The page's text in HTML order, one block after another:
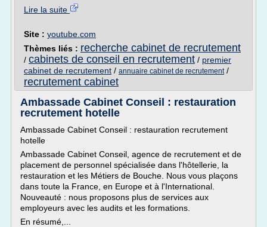
Lire la suite
Site : youtube.com
Thèmes liés : recherche cabinet de recrutement
/ cabinets de conseil en recrutement / premier
cabinet de recrutement / annuaire cabinet de recrutement/
recrutement cabinet
Ambassade Cabinet Conseil : restauration
recrutement hotelle
Ambassade Cabinet Conseil : restauration recrutement
hotelle
Ambassade Cabinet Conseil, agence de recrutement et de
placement de personnel spécialisée dans l'hôtellerie, la
restauration et les Métiers de Bouche. Nous vous plaçons
dans toute la France, en Europe et à l'International.
Nouveauté : nous proposons plus de services aux
employeurs avec les audits et les formations.
En résumé,...